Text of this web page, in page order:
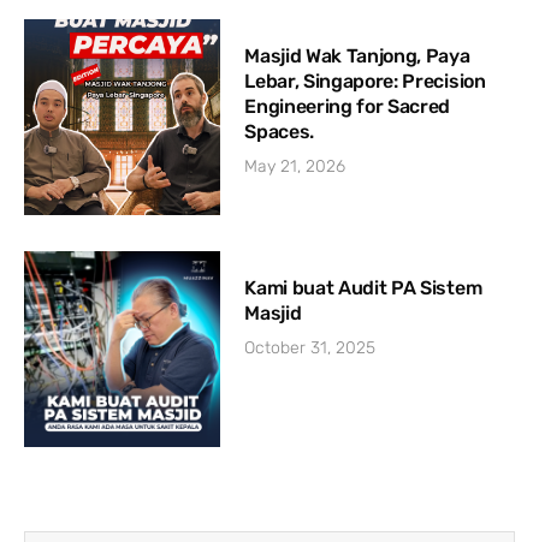
Masjid Wak Tanjong, Paya
Lebar, Singapore: Precision
Engineering for Sacred
Spaces.
May 21, 2026
Kami buat Audit PA Sistem
Masjid
October 31, 2025